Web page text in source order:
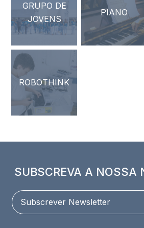
GRUPO DE
JOVENS
PIANO
ROBOTHINK
SUBSCREVA A NOSSA
Subscrever Newsletter